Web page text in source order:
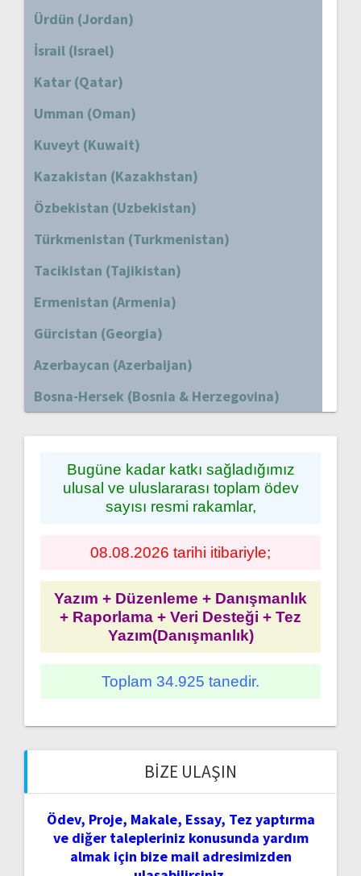
Ürdün (Jordan)
İsrail (Israel)
Katar (Qatar)
Umman (Oman)
Kuveyt (Kuwait)
Kazakistan (Kazakhstan)
Özbekistan (Uzbekistan)
Türkmenistan (Turkmenistan)
Tacikistan (Tajikistan)
Ermenistan (Armenia)
Gürcistan (Georgia)
Azerbaycan (Azerbaijan)
Bosna-Hersek (Bosnia & Herzegovina)
Bugüne kadar katkı sağladığımız
ulusal ve uluslararası toplam ödev
sayısı resmi rakamlar,
08.08.2026 tarihi itibariyle;
Yazım + Düzenleme + Danışmanlık
+ Raporlama + Veri Desteği + Tez
Yazım(Danışmanlık)
Toplam 34.925 tanedir.
BIZE ULAŞIN
Ödev, Proje, Makale, Essay, Tez yaptırma
ve diğer talepleriniz konusunda yardım
almak için bize mail adresimizden